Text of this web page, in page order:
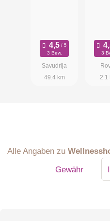
3 Bew.
Savudrija
49.4 km
3
2.1
Alle Angaben zu
Gewähr